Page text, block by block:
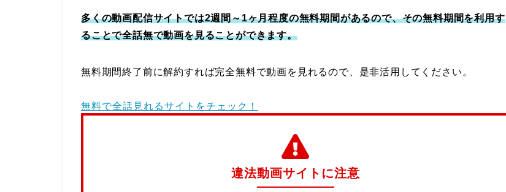
多くの動画配信サイトでは2週間～1ヶ月程度の無料期間があるので、その無料期間を利用す
ることで全話無で動画を見ることができます。
無料期間終了前に解約すれば完全無料で動画を見れるので、是非活用してください。
無料で全話見れるサイトをチェック！
違法動画サイトに注意